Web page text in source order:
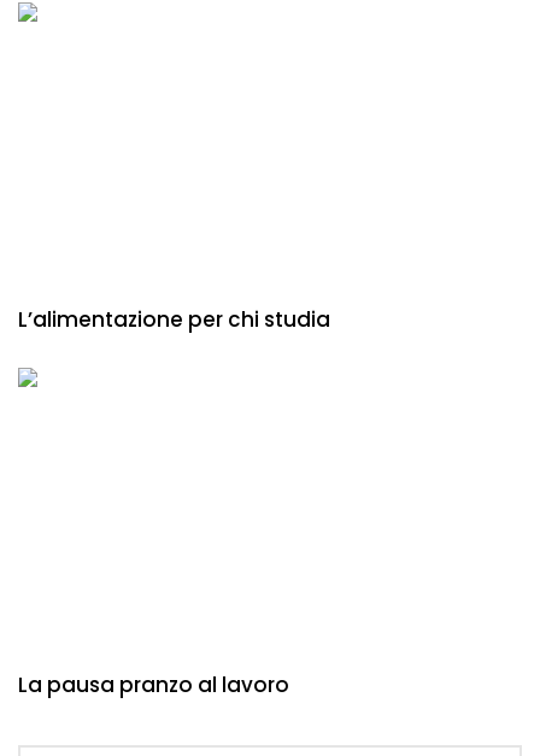
L’alimentazione per chi studia
La pausa pranzo al lavoro